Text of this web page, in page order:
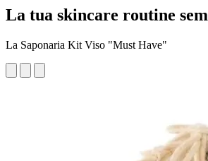
La tua skincare routine
La Saponaria Kit Viso "Must Have"